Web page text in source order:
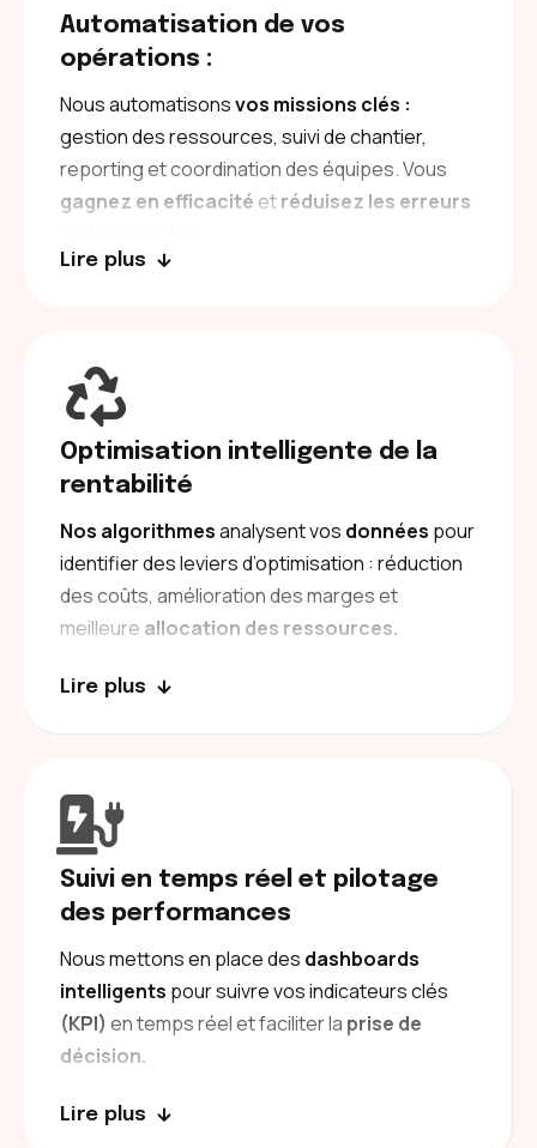
Automatisation de vos
opérations :
Nous automatisonsvos missions clés :
gestion des ressources, suivi de chantier,
reporting et coordination des équipes. Vous
gagnez en efficacité etréduisez les erreurs
Lire plus
Optimisation intelligente de la
rentabilité
Nos algorithmesanalysent vos données pour
identifier des leviers d’optimisation : réduction
des coûts, amélioration des marges et
meilleure allocation des ressources.
Lire plus
Suivi en temps réel et pilotage
des performances
Nous mettons en place des dashboards
intelligents pour suivre vos indicateurs clés
(KPI) en temps réel et faciliter la prise de
décision.
Lire plus